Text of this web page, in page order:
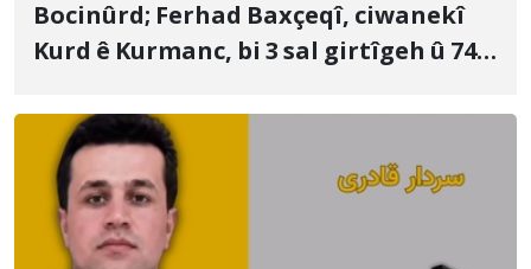
Bocinûrd; Ferhad Baxçeqî, ciwanekî
Kurd ê Kurmanc, bi 3 sal girtîgeh û 74